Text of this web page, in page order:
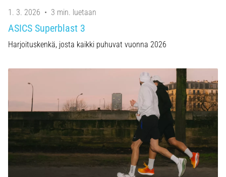
1. 3. 2026 • 3 min. luetaan
ASICS Superblast 3
Harjoituskenkä, josta kaikki puhuvat vuonna 2026